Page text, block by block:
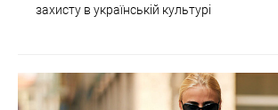
захисту в українській культурі